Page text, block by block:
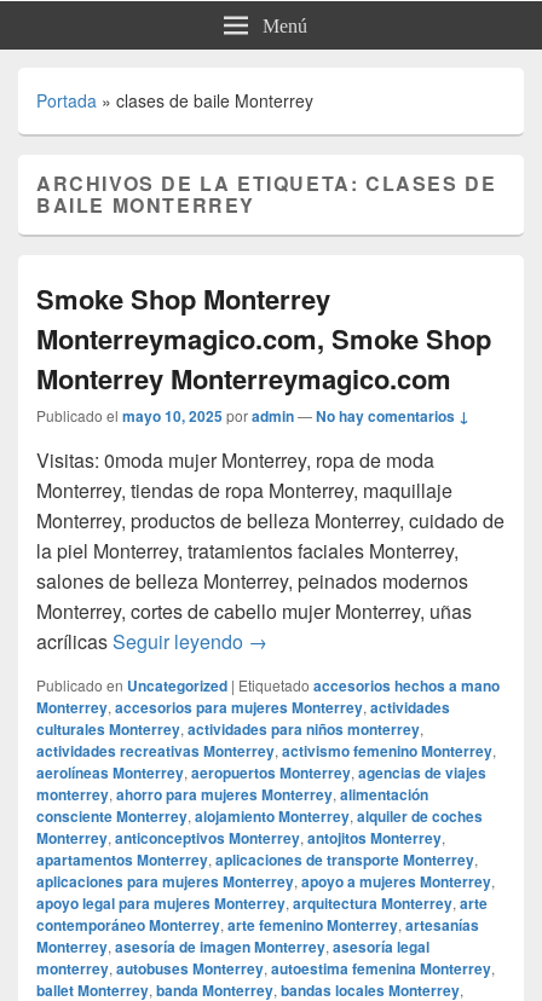
Menú
Portada » clases de baile Monterrey
ARCHIVOS DE LA ETIQUETA:CLASES DE
BAILE MONTERREY
Smoke Shop Monterrey
Monterreymagico.com, Smoke Shop
Monterrey Monterreymagico.com
Publicado el mayo 10, 2025poradmin—No hay comentarios ↓
Visitas: 0moda mujer Monterrey, ropa de moda
Monterrey, tiendas de ropa Monterrey, maquillaje
Monterrey, productos de belleza Monterrey, cuidado de
la piel Monterrey, tratamientos faciales Monterrey,
salones de belleza Monterrey, peinados modernos
Monterrey, cortes de cabello mujer Monterrey, uñas
acrílicasSeguir leyendo Smoke Shop Monterrey
→
Publicado en Uncategorized | Etiquetado accesorios hechos a mano
Monterrey, accesorios para mujeres Monterrey, actividades
culturales Monterrey, actividades para niños monterrey,
actividades recreativas Monterrey, activismo femenino Monterrey,
aerolíneas Monterrey, aeropuertos Monterrey, agencias de viajes
monterrey, ahorro para mujeres Monterrey, alimentación
consciente Monterrey, alojamiento Monterrey, alquiler de coches
Monterrey, anticonceptivos Monterrey, antojitos Monterrey,
apartamentos Monterrey, aplicaciones de transporte Monterrey,
aplicaciones para mujeres Monterrey, apoyo a mujeres Monterrey,
apoyo legal para mujeres Monterrey, arquitectura Monterrey, arte
contemporáneo Monterrey, arte femenino Monterrey, artesanías
Monterrey, asesoría de imagen Monterrey, asesoría legal
monterrey, autobuses Monterrey, autoestima femenina Monterrey,
ballet Monterrey, banda Monterrey, bandas locales Monterrey,